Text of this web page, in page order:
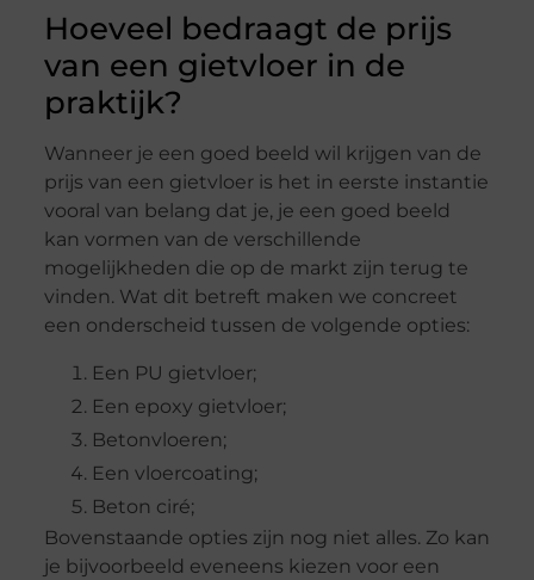
Hoeveel bedraagt de prijs
van een gietvloer in de
praktijk?
Wanneer je een goed beeld wil krijgen van de
prijs van een gietvloer is het in eerste instantie
vooral van belang dat je, je een goed beeld
kan vormen van de verschillende
mogelijkheden die op de markt zijn terug te
vinden. Wat dit betreft maken we concreet
een onderscheid tussen de volgende opties:
Een PU gietvloer;
Een epoxy gietvloer;
Betonvloeren;
Een vloercoating;
Beton ciré;
Bovenstaande opties zijn nog niet alles. Zo kan
je bijvoorbeeld eveneens kiezen voor een